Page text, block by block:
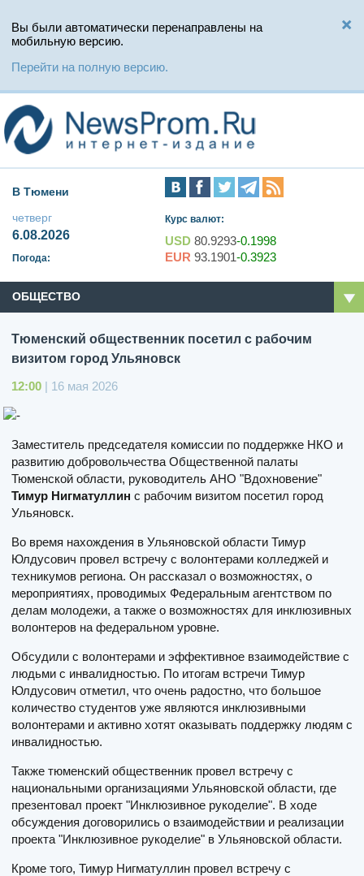
Вы были автоматически перенаправлены на
мобильную версию.
Перейти на полную версию.
В Тюмени
четверг
6.08.2026
Погода:
Курс валют:
USD 80.9293-0.1998
EUR 93.1901-0.3923
ОБЩЕСТВО
Тюменский общественник посетил с рабочим
визитом город Ульяновск
12:00 | 16 мая 2026
Заместитель председателя комиссии по поддержке НКО и
развитию добровольчества Общественной палаты
Тюменской области, руководитель АНО "Вдохновение"
Тимур Нигматуллин с рабочим визитом посетил город
Ульяновск.
Во время нахождения в Ульяновской области Тимур
Юлдусович провел встречу с волонтерами колледжей и
техникумов региона. Он рассказал о возможностях, о
мероприятиях, проводимых Федеральным агентством по
делам молодежи, а также о возможностях для инклюзивных
волонтеров на федеральном уровне.
Обсудили с волонтерами и эффективное взаимодействие с
людьми с инвалидностью. По итогам встречи Тимур
Юлдусович отметил, что очень радостно, что большое
количество студентов уже являются инклюзивными
волонтерами и активно хотят оказывать поддержку людям с
инвалидностью.
Также тюменский общественник провел встречу с
национальными организациями Ульяновской области, где
презентовал проект "Инклюзивное рукоделие". В ходе
обсуждения договорились о взаимодействии и реализации
проекта "Инклюзивное рукоделие" в Ульяновской области.
Кроме того, Тимур Нигматуллин провел встречу с